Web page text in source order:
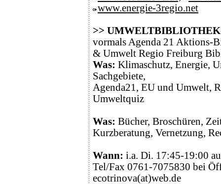
www.energie-3regio.net
>>
vormals Agenda 21 Aktions-
& Umwelt Regio Freiburg
Was: Klimaschutz, Energie,
Sachgebiete,
Agenda21, EU und Umwelt,
Umweltquiz
Was: Bücher, Broschüren,
Kurzberatung, Vernetzung,
Wann: i.a. Di. 17:45-19:00
Tel/Fax 0761-7075830 bei
ecotrinova(at)web.de